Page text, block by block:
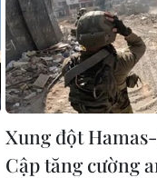
Xung đột
Cập tăng cường